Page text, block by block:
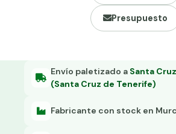
Grapas a-18 Presupuesto
Envío paletizado a Santa
(Santa Cruz de Tenerife)
Fabricante con stock en